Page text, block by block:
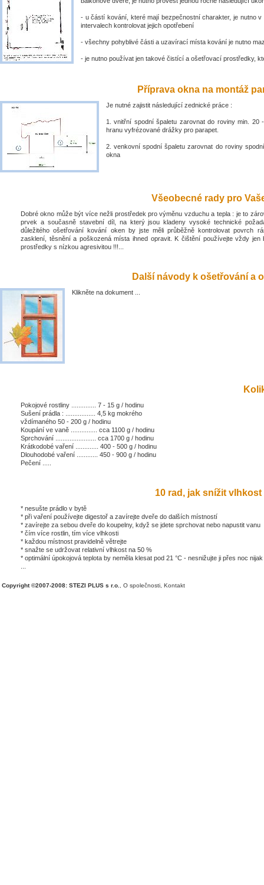
- u částí kování, které mají bezpečnostní charakter, je nutno v
intervalech kontrolovat jejich opotřebení
- všechny pohyblivé části a uzavírací místa kování je nutno
- je nutno používat jen takové čistící a ošetřovací prostředky,
Příprava okna na montáž
Je nutné zajistit následující zednické práce :
1. vnitřní spodní špaletu zarovnat do roviny min. 20
hranu vyfrézované drážky pro parapet.
2. venkovní spodní špaletu zarovnat do roviny
okna
Všeobecné rady pro
Dobré okno může být více nežli prostředek pro výměnu vzduchu a tepla : je to
prvek a současně stavební díl, na který jsou kladeny vysoké technické
důležitého ošetřování kování oken by jste měli průběžně kontrolovat povrch
zasklení, těsnění a poškozená místa ihned opravit. K čištění používejte vždy jen
prostředky s nízkou agresivitou !!!...
Další návody k ošetřování a
Klikněte na dokument ...
Pokojové rostliny .............. 7 - 15 g / hodinu
Sušení prádla : ................. 4,5 kg mokrého
vždímaného 50 - 200 g / hodinu
Koupání ve vaně ............... cca 1100 g / hodinu
Sprchování ....................... cca 1700 g / hodinu
Krátkodobé vaření ............. 400 - 500 g / hodinu
Dlouhodobé vaření ............ 450 - 900 g / hodinu
Pečení .....
10 rad, jak snížit vlhkost
* nesušte prádlo v bytě
* při vaření používejte digestoř a zavírejte dveře do dalších místností
* zavírejte za sebou dveře do koupelny, když se jdete sprchovat nebo napustit vanu
* čím více rostlin, tím více vlhkosti
* každou místnost pravidelně větrejte
* snažte se udržovat relativní vlhkost na 50 %
* optimální úpokojová teplota by neměla klesat pod 21 °C - nesnižujte ji přes noc nijak
Copyright ©2007-2008: STEZI PLUS s r.o. O společnosti Kontakt